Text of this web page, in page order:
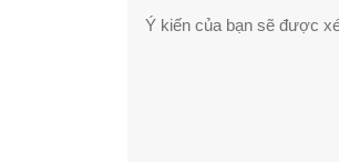
Ý kiến của bạn sẽ được